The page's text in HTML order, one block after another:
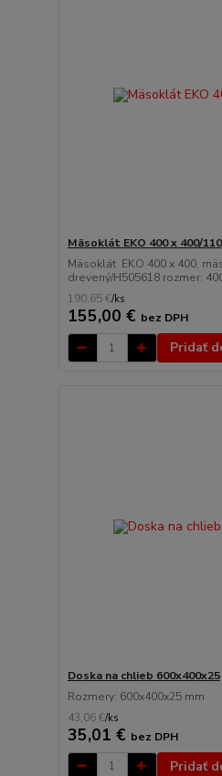
Mäsoklát EKO 400 x 400/110
Mäsoklát EKO 400 x 400,
drevený/H505618 rozmer:
190,65 €/ks
155,00 € bez DPH
Pridať
Doska na chlieb 600x400x25
Rozmery: 600x400x25 mm
43,06 €/ks
35,01 € bez DPH
Pridať